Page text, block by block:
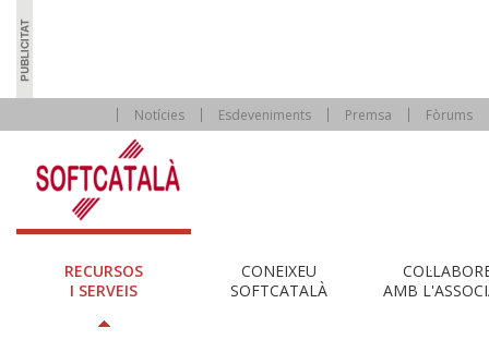
Notícies Esdeveniments Premsa Fòrums
RECURSOS
I SERVEIS
CONEIXEU
SOFTCATALÀ
AMB